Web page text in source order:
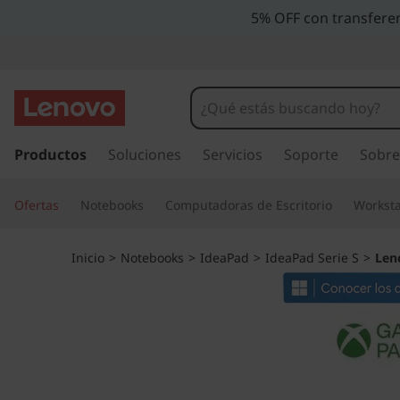
5% OFF con
r
c
Productos Soluciones Servicios Soporte
Ofertas Notebooks Computadoras de Escritorio
Inicio > Notebooks > IdeaPad > IdeaPad Serie S >